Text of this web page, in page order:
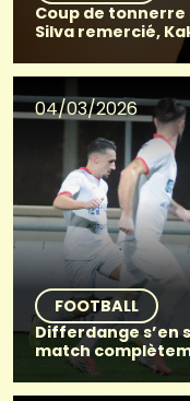
Coup de
Silva remercié,
04/03/2026
FOOTBALL
Differdange s’en
match